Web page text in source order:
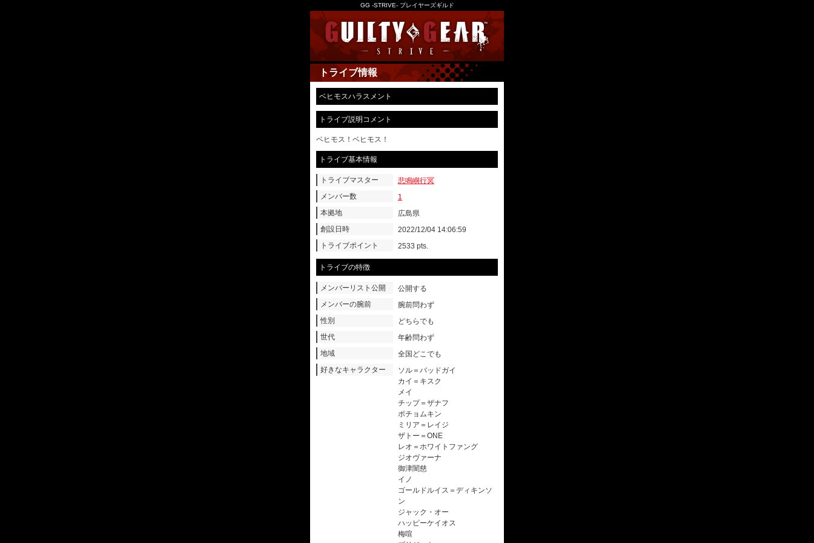
GG -STRIVE- プレイヤーズギルド
トライブ情報
ベヒモスハラスメント
トライブ説明コメント
ベヒモス！ベヒモス！
トライブ基本情報
トライブマスター
悲鳴嶼行冥
メンバー数
1
本拠地
広島県
創設日時
2022/12/04 14:06:59
トライブポイント
2533 pts.
トライブの特徴
メンバーリスト公開
公開する
メンバーの腕前
腕前問わず
性別
どちらでも
世代
年齢問わず
地域
全国どこでも
好きなキャラクター
ソル＝バッドガイ
カイ＝キスク
メイ
チップ＝ザナフ
ポチョムキン
ミリア＝レイジ
ザトー＝ONE
レオ＝ホワイトファング
ジオヴァーナ
御津闇慈
イノ
ゴールドルイス＝ディキンソ
ン
ジャック・オー
ハッピーケイオス
梅喧